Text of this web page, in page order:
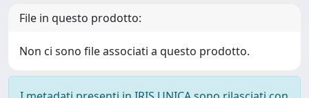
File in questo prodotto:
Non ci sono file associati a questo prodotto.